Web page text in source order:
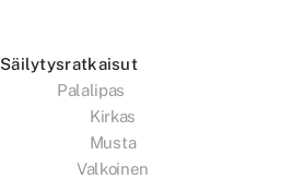
Säilytysratkaisut
Palalipas
Kirkas
Musta
Valkoinen